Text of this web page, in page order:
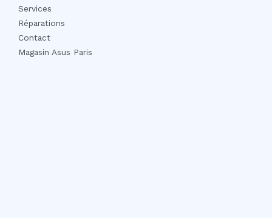
Services
Réparations
Contact
Magasin Asus Paris